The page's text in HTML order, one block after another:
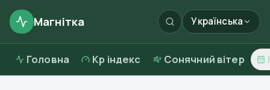
Магнітка Українська
Головна Kp індекс Сонячний вітер